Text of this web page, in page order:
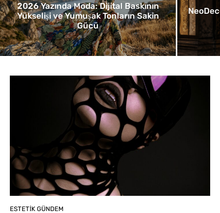
2026 Yazında Moda: Dijital Baskının
Yükselişi ve Yumuşak Tonların Sakin
Gücü
ESTETIK GÜNDEM